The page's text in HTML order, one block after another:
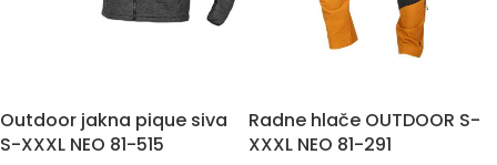
Outdoor jakna pique siva
S-XXXL NEO 81-515
Radne hlače OUTDOOR S-
XXXL NEO 81-291